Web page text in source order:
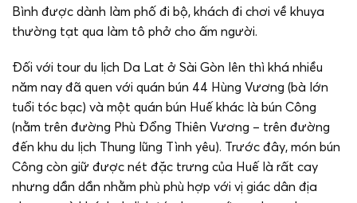
Bình được dành làm phố đi bộ, khách đi chơi về khuya
thường tạt qua làm tô phở cho ấm người.
Đối với tour du lịch Da Lat ở Sài Gòn lên thì khá nhiều
năm nay đã quen với quán bún 44 Hùng Vương (bà lớn
tuổi tóc bạc) và một quán bún Huế khác là bún Công
(nằm trên đường Phù Ðổng Thiên Vương – trên đường
đến khu du lịch Thung lũng Tình yêu). Trước đây, món bún
Công còn giữ được nét đặc trưng của Huế là rất cay
nhưng dần dần nhằm phù phù hợp với vị giác dân địa